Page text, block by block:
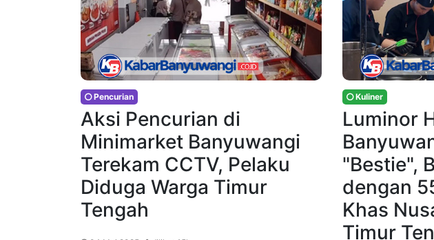
Pencurian
Aksi Pencurian di
Minimarket Banyuwangi
Terekam CCTV, Pelaku
Diduga Warga Timur
Tengah
Kuliner
Luminor
"Bestie",
dengan
Khas
Timur